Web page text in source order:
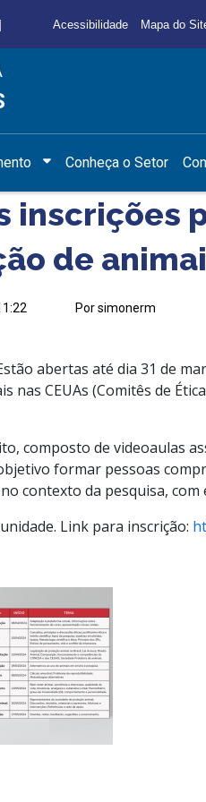
Acessibilidade Mapa do
Conheça o Setor
inscrições
de
Por simonerm
abertas até dia 31 de
nas CEUAs (Comitês de
composto de videoaulas
formar pessoas
contexto da pesquisa,
Link para inscrição: